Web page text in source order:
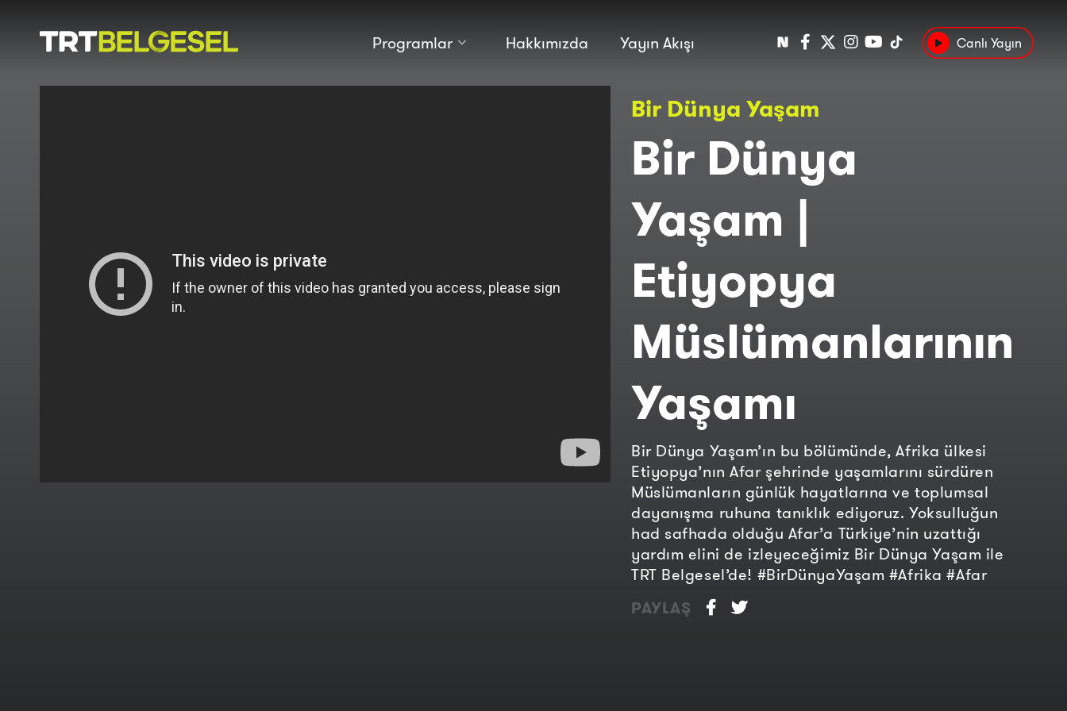
Programlar
Doğa
Macera
Popüler
Kültür
Hakkımızda Yayın Akışı Canlı Yayın
Bir Dünya Yaşam
Bir Dünya
Yaşam |
Etiyopya
Müslümanlarının
Yaşamı
Bir Dünya Yaşam’ın bu bölümünde, Afrika ülkesi
Etiyopya’nın Afar şehrinde yaşamlarını sürdüren
Müslümanların günlük hayatlarına ve toplumsal
dayanışma ruhuna tanıklık ediyoruz. Yoksulluğun
had safhada olduğu Afar’a Türkiye’nin uzattığı
yardım elini de izleyeceğimiz Bir Dünya Yaşam ile
TRT Belgesel’de! #BirDünyaYaşam #Afrika #Afar
PAYLAŞ